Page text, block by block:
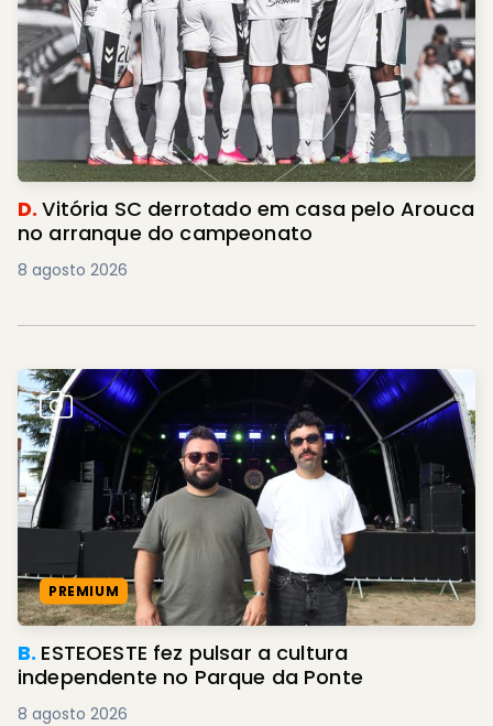
D.Vitória SC derrotado em casa pelo Arouca
no arranque do campeonato
8 agosto 2026
PREMIUM
B. ESTEOESTE fez pulsar a cultura
independente no Parque da Ponte
8 agosto 2026